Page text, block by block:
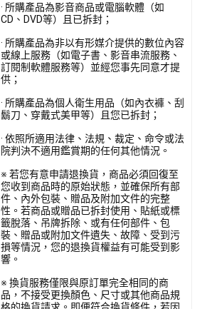
· 所購產品為影音商品或電腦軟體（如
CD、DVD等）且已拆封；
· 所購產品為非以有形媒介提供的數位內容
或線上服務（如電子書、影音串流服務、
訂閱制軟體服務等）並經您事先同意才提
供；
· 所購產品為個人衛生用品（如內衣褲、刮
鬍刀、穿戴式美甲等）且您已拆封；
· 依照所適用法律、法規、裁定、命令或法
院判決不適用鑑賞期的任何其他情況。
※ 若您有意申請退換貨，商品必須回復至
您收到商品時的原始狀態，並確保所有部
件、內外包裝、贈品及附加文件的完整
性。若商品或贈品已拆封使用、貼紙或標
籤脫落、吊牌拆除、或有任何部件、包
裝、贈品或附加文件遺失、故障、受到污
損等情況，您的退換貨權益有可能受到影
響。
※ 換貨服務僅限與原訂單完全相同的商
品，不接受更換顏色、尺寸或其他商品規
格的換貨請求。即便符合換貨條件，若因